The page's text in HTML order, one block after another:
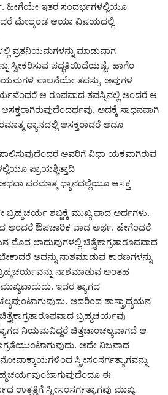
ಹೀಗೆಯೇ ಇತರ ಸಂದರ್ಭಗಳಲ್ಲಿಯೂ
ಮೇಲ್ಕಂಡ ಆಯಾ ವಿಷಯದಲ್ಲಿ
ವ್ರತನಿಯಮಗಳನ್ನು ಮಾಡುವಾಗ
ಸ್ವೀಕರಿಸುವ ಪದ್ಧತಿಯಿದೆಯಷ್ಟೆ. ಹಾಗೆಂ
ಪಾಲನೆಯೇ ತಪಸ್ಸು, ಅವುಗಳ
ಆ ರೂಪವಾದ ತಪಸ್ಸಿನಲ್ಲಿ ಅಂದರೆ ಆ
ಅದಕ್ಕೆ ಸಾಧನವಾಗಿ
ಧ್ಯಾನದಲ್ಲಿ ಆಸಕ್ತರಾದರೆ ಅದೂ
ಅವರಿಗೆ ವಿಧಾ ಯಕವಾಗಿರುವ
ಪ್ರಾಯಶ್ಚಿತ್ತಾದಿ
ಪರಮಾತ್ಮ ಧ್ಯಾನದಲ್ಲಿಯೂ ಆಸಕ್ತ
ಶಬ್ದಕ್ಕೆ ಮುಖ್ಯ ವಾದ ಅರ್ಥಗಳು.
ಅಂದರೆ ಔಪಚಾರಿಕ ವಾದ ಅರ್ಥ. ಹೇಗೆಂದರೆ
ಮೊದ ಲಾದುವುಗಳಲ್ಲಿ ಚಿತ್ತೈಕಾಗ್ರತಾರೂಪವಾದ
ಅದನ್ನು ನಾಶಮಾಡುವ ಕಾರಣಗಳನ್ನು
ನಾಶಮಾಡುವ ಅಂತಹ
ಮುಖ್ಯವಾದುದು. ಇದರ ತ್ಯಾಗದ
ಅದರಿಂದ ಶಾಸ್ತ್ರಾಧ್ಯಯನ
ಬ್ರಹ್ಮಚರ್ಯವು
ನಿಯಮವಿದ್ದರೆ ಚಿತ್ತಚಾಂಚಲ್ಯವಾಗದೆ ಆ
ಅದೇ ನಿಜವಾದ
ಸ್ತ್ರೀಸಂಸರ್ಗತ್ಯಾಗವನ್ನು
ಈ
ಸ್ತ್ರೀಸಂಸರ್ಗತ್ಯಾಗವು ಮುಖ್ಯ